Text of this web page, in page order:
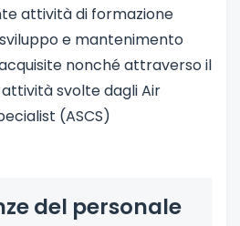
attività di formazione
e mantenimento
nonché attraverso il
svolte dagli Air
(ASCS)
del personale